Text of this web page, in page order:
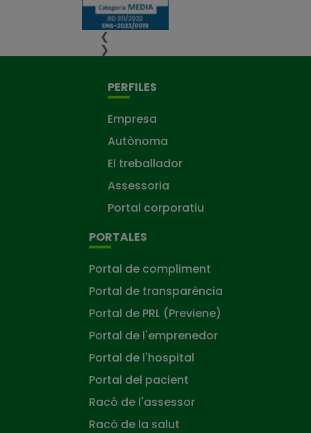
❮
❯
PERFILES
Empresa
Autònoma
El treballador
Assessoria
Portal corporatiu
PORTALES
Portal de compliment
Portal de transparència
Portal de PRL (Previene)
Portal de l'emprenedor
Portal de l'hospital
Portal del pacient
Racó de l'assessor
Racó de la salut